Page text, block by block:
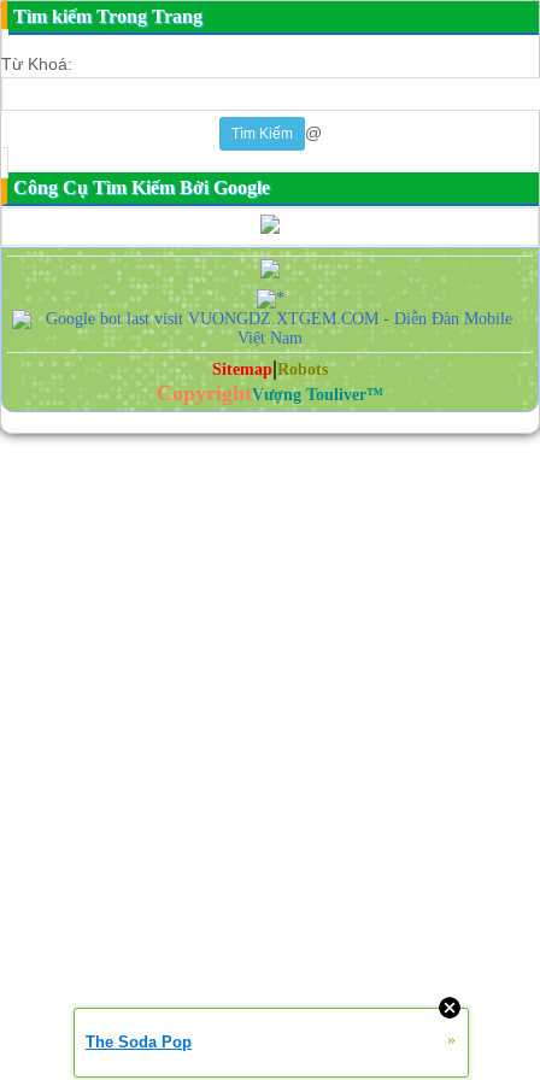
Tìm kiếm Trong Trang
Từ Khoá:
@
Công Cụ Tìm Kiếm Bởi Google
Sitemap|Robots
CopyrightVượng Touliver™
The Soda Pop »